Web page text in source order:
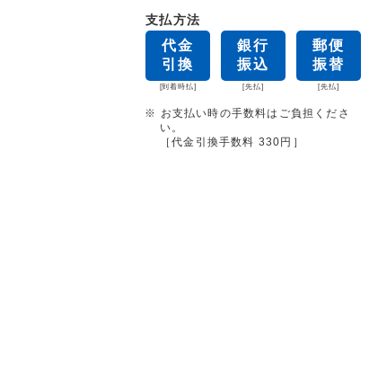
支払方法
代金
引換
[到着時払]
銀行
振込
[先払]
郵便
振替
[先払]
※ お支払い時の手数料はご負担くださ
い。
［代金引換手数料 330円］